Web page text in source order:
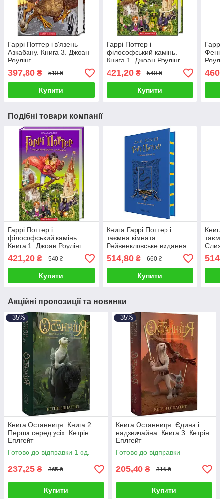
Гаррі Поттер i в'язень
Азкабану. Книга 3. Джоан
Роулінг
397,80 ₴ 510 ₴
Купити
Гаррі Поттер і
філософський камінь.
Книга 1. Джоан Роулінг
421,20₴ 540 ₴
Купити
Подібні товари компанії
Гаррі Поттер і
філософський камінь.
Книга 1. Джоан Роулінг
421,20 ₴ 540 ₴
Купити
Книга Гаррі Поттер і
таємна кімната.
Рейвенкловське видання.
514,80₴ 660 ₴
Купити
Акційні пропозиції та новинки
–35%
Книга Останниця. Книга 2.
Перша серед усіх. Кетрін
Еплгейт
Готово до відправки 1 од.
237,25 ₴ 365 ₴
Купити
–35%
Книга Останниця. Єдина і
надзвичайна. Книга 3. Кетрін
Еплгейт
Готово до відправки
205,40 ₴ 316 ₴
Купити